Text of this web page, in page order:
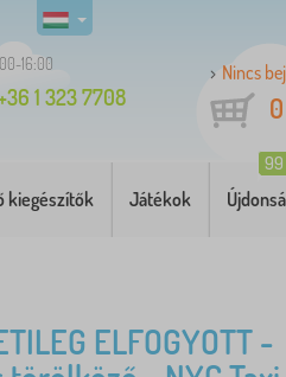
16:00
1 323 7708
Nincs
kiegészítők Játékok
99
ELFOGYOTT -